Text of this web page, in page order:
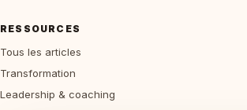
RESSOURCES
Tous les articles
Transformation
Leadership & coaching